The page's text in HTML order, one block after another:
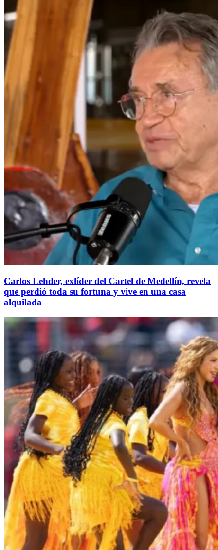
Carlos Lehder, exlíder del Cartel de Medellín, revela
que perdió toda su fortuna y vive en una casa
alquilada